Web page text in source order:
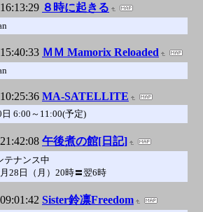
８時に起きる
ＭＭ Mamorix Reloaded
MA-SATELLITE
6:00～11:00(予定)
午後煮の館[日記]
テナンス中
28日（月）20時〓翌6時
Sister鈴凛Freedom